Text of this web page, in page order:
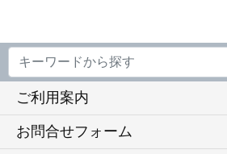
ご利用案内
お問合せフォーム